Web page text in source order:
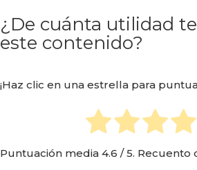
¿De cuánta utilidad
este contenido?
¡Haz clic en una estrella para
Puntuación media 4.6 / 5. Recuento